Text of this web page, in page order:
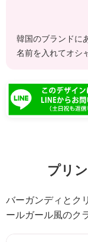
韓国のブランドに
名前を入れてオシ
プリ
バーガンディとク
ールガール風のク